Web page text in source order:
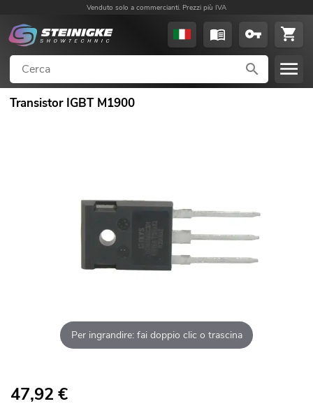
Venduto solo a commercianti. Prezzi più IVA
Transistor IGBT M1900
Per ingrandire: fai doppio clic o trascina
47,92 €